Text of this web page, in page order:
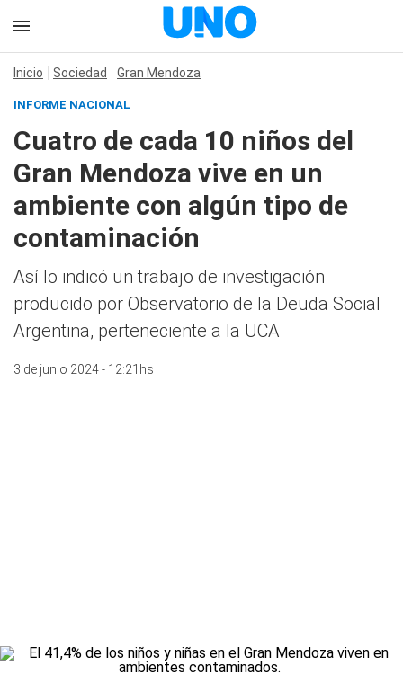
Inicio Sociedad Gran Mendoza
INFORME NACIONAL
Cuatro de cada 10 niños del
Gran Mendoza vive en un
ambiente con algún tipo de
contaminación
Así lo indicó un trabajo de investigación
producido por Observatorio de la Deuda Social
Argentina, perteneciente a la UCA
3 de junio 2024 - 12:21hs